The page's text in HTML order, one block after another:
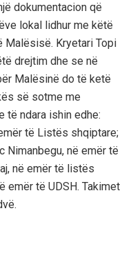
dokumentacion që
lokal lidhur me këtë
Malësisë. Kryetari Topi
drejtim dhe se në
Malësinë do të ketë
së sotme me
të ndara ishin edhe:
të Listës shqiptare;
Nimanbegu, në emër të
në emër të listës
emër të UDSH. Takimet